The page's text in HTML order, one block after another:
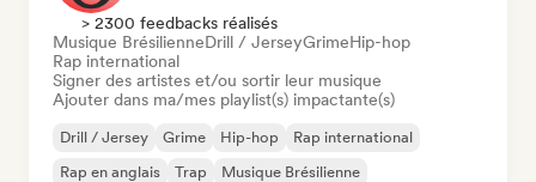
> 2300 feedbacks réalisés
Musique BrésilienneDrill / JerseyGrimeHip-hop
Rap international
Signer des artistes et/ou sortir leur musique
Ajouter dans ma/mes playlist(s) impactante(s)
Drill / Jersey Grime Hip-hop
Rap international
Rap en anglais
Trap Musique Brésilienne